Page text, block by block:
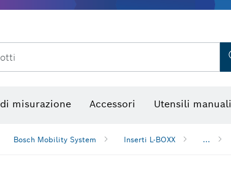
misurazione Accessori Utensili manuali
Bosch Mobility System Inserti L-BOXX ...